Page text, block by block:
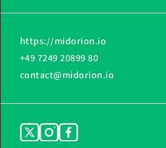
https://midorion.io
+49 7249 20899 80
contact@midorion.io